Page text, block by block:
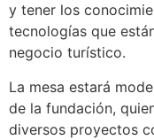
y tener los
tecnologías que
negocio turístico.
La mesa estará
de la fundación,
diversos proyectos